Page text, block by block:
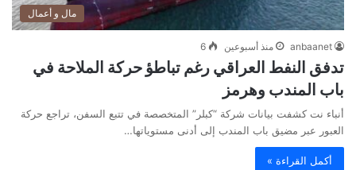
مال و أعمال
anbaanet منذ أسبوعين 6
تدفق النفط العراقي رغم تباطؤ حركة الملاحة في
باب المندب وهرمز
أنباء نت كشفت بيانات شركة “كبلر” المتخصصة في تتبع السفن، تراجع حركة
العبور عبر مضيق باب المندب إلى أدنى مستوياتها…
أكمل القراءة »